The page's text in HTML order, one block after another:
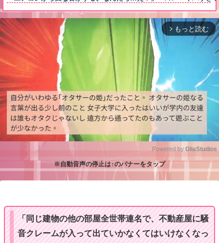
arrow_forward_ios もっと読む
M
Powered by GliaStudios
※自動音声の停止は↑のバナーをタップ
「同じ建物の他の部屋全世帯連名で、不動産屋に騒
音クレームが入って出ていかなくてはいけなくなっ